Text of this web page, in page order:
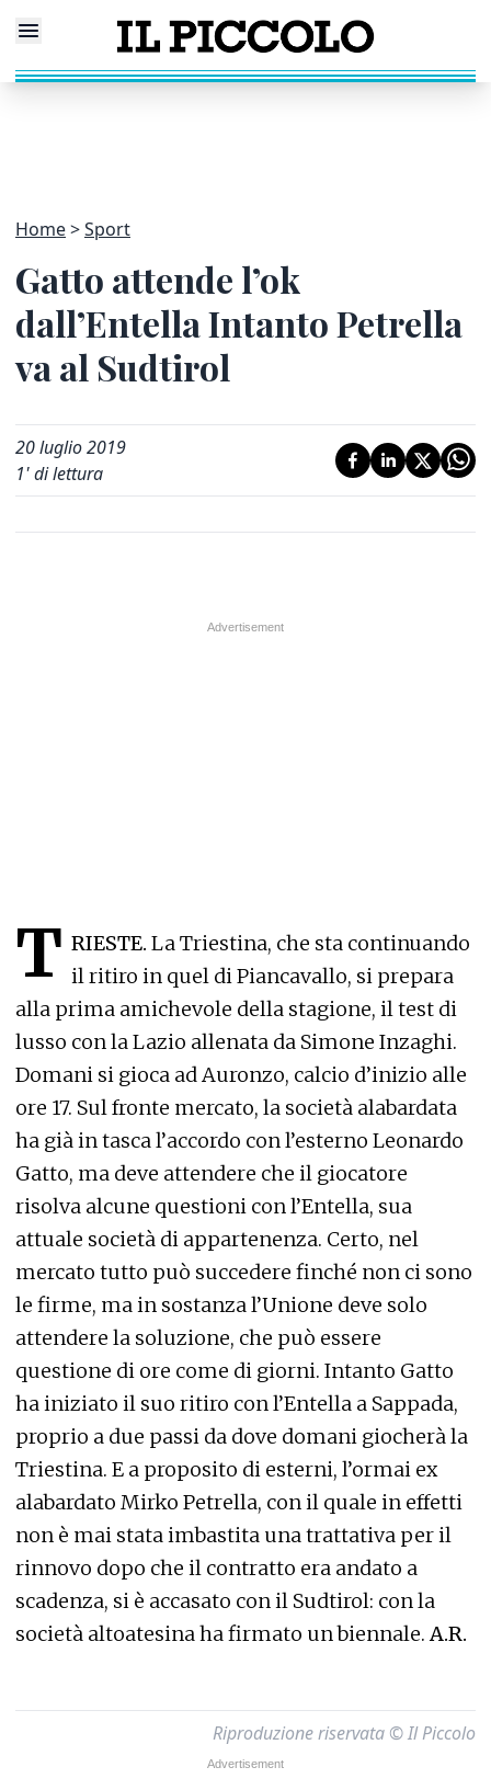
Home Sport
Gatto attende l’ok
dall’Entella Intanto Petrella
va al Sudtirol
20 luglio 2019
1' di lettura
T RIESTE. La Triestina, che sta continuando
il ritiro in quel di Piancavallo, si prepara
alla prima amichevole della stagione, il test di
lusso con la Lazio allenata da Simone Inzaghi.
Domani si gioca ad Auronzo, calcio d’inizio alle
ore 17. Sul fronte mercato, la società alabardata
ha già in tasca l’accordo con l’esterno Leonardo
Gatto, ma deve attendere che il giocatore
risolva alcune questioni con l’Entella, sua
attuale società di appartenenza. Certo, nel
mercato tutto può succedere finché non ci sono
le firme, ma in sostanza l’Unione deve solo
attendere la soluzione, che può essere
questione di ore come di giorni. Intanto Gatto
ha iniziato il suo ritiro con l’Entella a Sappada,
proprio a due passi da dove domani giocherà la
Triestina. E a proposito di esterni, l’ormai ex
alabardato Mirko Petrella, con il quale in effetti
non è mai stata imbastita una trattativa per il
rinnovo dopo che il contratto era andato a
scadenza, si è accasato con il Sudtirol: con la
società altoatesina ha firmato un biennale.A.R.
Riproduzione riservata © Il Piccolo